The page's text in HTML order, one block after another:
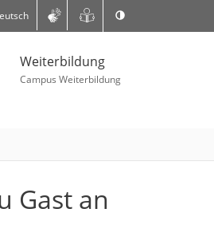
Weiterbildung
Campus Weiterbildung
Gast an